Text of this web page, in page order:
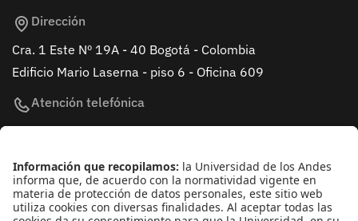
Dirección
Cra. 1 Este Nº 19A - 40 Bogotá - Colombia
Edificio Mario Laserna - piso 6 - Oficina 609
Atención telefónica
+(571) 339 49 49 - Ext. 4830
Enlaces de interés